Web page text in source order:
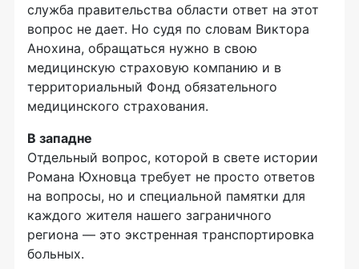
служба правительства области ответ на этот
вопрос не дает. Но судя по словам Виктора
Анохина, обращаться нужно в свою
медицинскую страховую компанию и в
территориальный Фонд обязательного
медицинского страхования.
В западне
Отдельный вопрос, которой в свете истории
Романа Юхновца требует не просто ответов
на вопросы, но и специальной памятки для
каждого жителя нашего заграничного
региона — это экстренная транспортировка
больных.